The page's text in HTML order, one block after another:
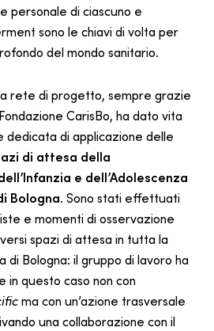
personale di ciascuno e
sono le chiavi di volta per
del mondo sanitario.
rete di progetto, sempre grazie
CarisBo, ha dato vita
dedicata di applicazione delle
di attesa della
e dell’Adolescenza
Bologna. Sono stati effettuati
e momenti di osservazione
spazi di attesa in tutta la
Bologna: il gruppo di lavoro ha
in questo caso non con
ma con un’azione trasversale
una collaborazione con il